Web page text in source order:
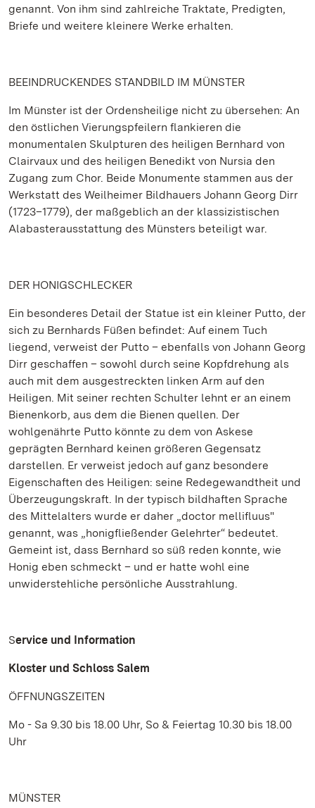
genannt. Von ihm sind zahlreiche Traktate, Predigten,
Briefe und weitere kleinere Werke erhalten.
BEEINDRUCKENDES STANDBILD IM MÜNSTER
Im Münster ist der Ordensheilige nicht zu übersehen: An
den östlichen Vierungspfeilern flankieren die
monumentalen Skulpturen des heiligen Bernhard von
Clairvaux und des heiligen Benedikt von Nursia den
Zugang zum Chor. Beide Monumente stammen aus der
Werkstatt des Weilheimer Bildhauers Johann Georg Dirr
(1723–1779), der maßgeblich an der klassizistischen
Alabasterausstattung des Münsters beteiligt war.
DER HONIGSCHLECKER
Ein besonderes Detail der Statue ist ein kleiner Putto, der
sich zu Bernhards Füßen befindet: Auf einem Tuch
liegend, verweist der Putto – ebenfalls von Johann Georg
Dirr geschaffen – sowohl durch seine Kopfdrehung als
auch mit dem ausgestreckten linken Arm auf den
Heiligen. Mit seiner rechten Schulter lehnt er an einem
Bienenkorb, aus dem die Bienen quellen. Der
wohlgenährte Putto könnte zu dem von Askese
geprägten Bernhard keinen größeren Gegensatz
darstellen. Er verweist jedoch auf ganz besondere
Eigenschaften des Heiligen: seine Redegewandtheit und
Überzeugungskraft. In der typisch bildhaften Sprache
des Mittelalters wurde er daher „doctor mellifluus"
genannt, was „honigfließender Gelehrter“ bedeutet.
Gemeint ist, dass Bernhard so süß reden konnte, wie
Honig eben schmeckt – und er hatte wohl eine
unwiderstehliche persönliche Ausstrahlung.
Service und Information
Kloster und Schloss Salem
ÖFFNUNGSZEITEN
Mo - Sa 9.30 bis 18.00 Uhr, So & Feiertag 10.30 bis 18.00
Uhr
MÜNSTER